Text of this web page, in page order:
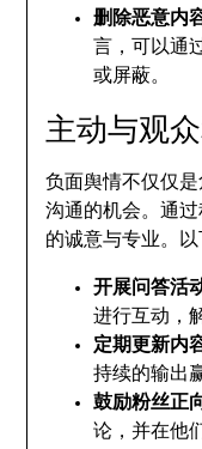
删除恶意内
言，可以通
或屏蔽。
主动与观
负面舆情不仅仅
沟通的机会。通
的诚意与专业。
开展问答活
进行互动，
定期更新内
持续的输出
鼓励粉丝正
论，并在他